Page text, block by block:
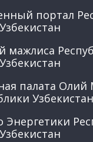
портал
Узбекистан
мажлиса
Узбекистан
палата Олий
Узбекистан
Энергетики
Узбекистан